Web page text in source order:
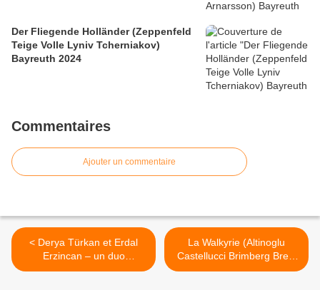
Der Fliegende Holländer (Zeppenfeld
Teige Volle Lyniv Tcherniakov)
Bayreuth 2024
Commentaires
Ajouter un commentaire
< Derya Türkan et Erdal
Erzincan – un duo
enchanteur – Théâtre de la
La Walkyrie (Altinoglu
Castellucci Brimberg Bretz
Lemieux Stefanoff Wedd)